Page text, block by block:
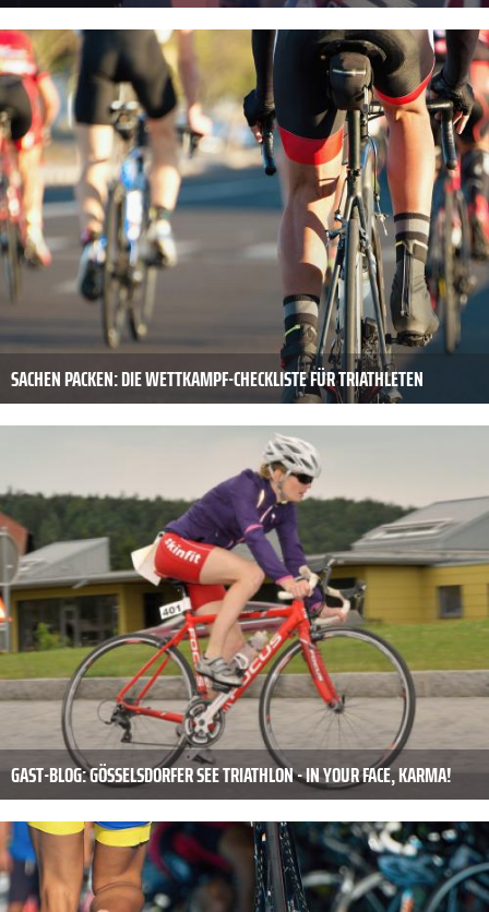
SACHEN PACKEN: DIE WETTKAMPF-CHECKLISTE FÜR TRIATHLETEN
GAST-BLOG: GÖSSELSDORFER SEE TRIATHLON - IN YOUR FACE, KARMA!